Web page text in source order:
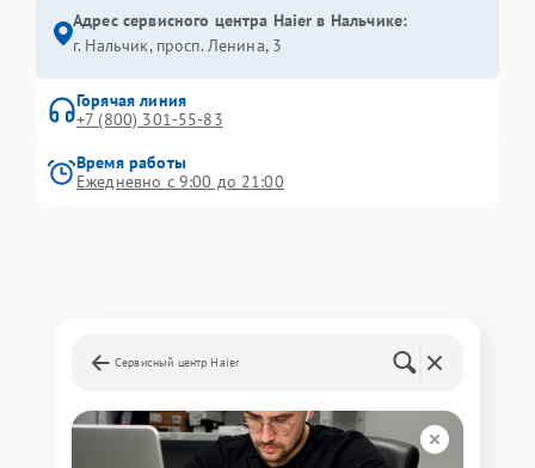
Адрес сервисного центра Haier в Нальчике:
г. Нальчик, просп. Ленина, 3
Горячая линия
+7 (800) 301-55-83
Время работы
Ежедневно с 9:00 до 21:00
Сервисный центр Haier